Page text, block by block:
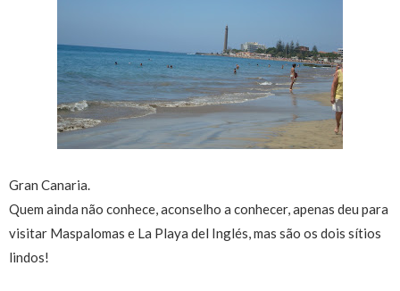
Gran Canaria.
Quem ainda não conhece, aconselho a conhecer, apenas deu para
visitar Maspalomas e La Playa del Inglés, mas são os dois sítios
lindos!